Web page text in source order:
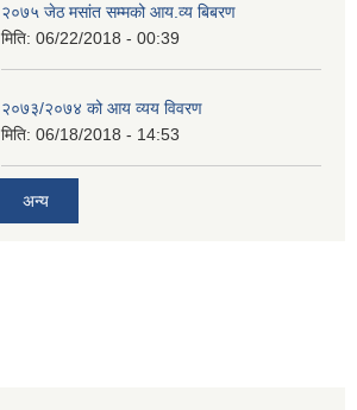
२०७५ जेठ मसांत सम्मको आय.व्य बिबरण
मिति: 06/22/2018 - 00:39
२०७३/२०७४ को आय व्यय विवरण
मिति: 06/18/2018 - 14:53
अन्य